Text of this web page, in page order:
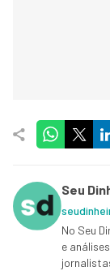
Seu
No Seu
e